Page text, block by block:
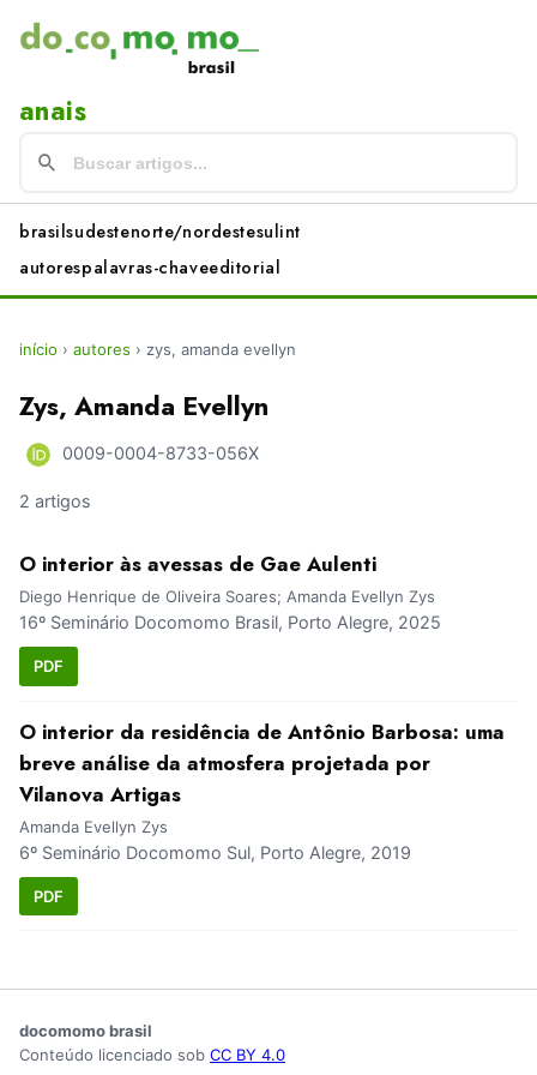
anais
brasilsudestenorte/nordestesulint
autorespalavras-chaveeditorial
início › autores › zys, amanda evellyn
Zys, Amanda Evellyn
0009-0004-8733-056X
2 artigos
O interior às avessas de Gae Aulenti
Diego Henrique de Oliveira Soares; Amanda Evellyn Zys
16º Seminário Docomomo Brasil, Porto Alegre, 2025
PDF
O interior da residência de Antônio Barbosa: uma
breve análise da atmosfera projetada por
Vilanova Artigas
Amanda Evellyn Zys
6º Seminário Docomomo Sul, Porto Alegre, 2019
PDF
docomomo brasil
Conteúdo licenciado sob CC BY 4.0